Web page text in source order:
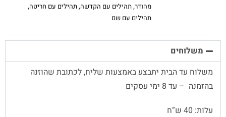
מהודר,תהילים עם הקדשה,תהילים עם חריטה,
תהילים עם שם
משלוחים
משלוח עד הבית יתבצע באמצעות שליח, לכתובת שהוזנה
בהזמנה – עד 8 ימי עסקים
עלות: 40 ש”ח